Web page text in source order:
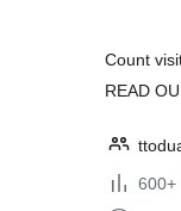
Count
READ
600+